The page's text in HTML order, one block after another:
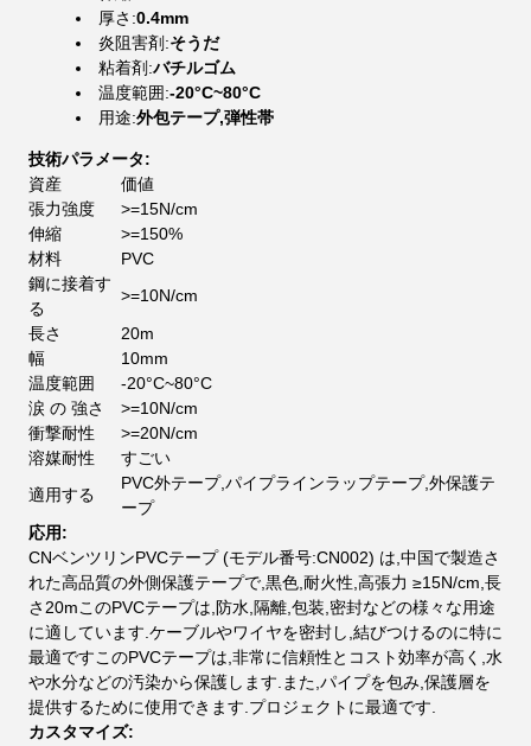
厚さ:0.4mm
炎阻害剤:そうだ
粘着剤:バチルゴム
温度範囲:-20°C~80°C
用途:外包テープ,弾性帯
技術パラメータ:
資産
価値
張力強度
>=15N/cm
伸縮
>=150%
材料
PVC
鋼に接着す
る
>=10N/cm
長さ
20m
幅
10mm
温度範囲
-20°C~80°C
涙 の 強さ
>=10N/cm
衝撃耐性
>=20N/cm
溶媒耐性
すごい
適用する
PVC外テープ,パイプラインラップテープ,外保護テ
ープ
応用:
CNベンツリンPVCテープ (モデル番号:CN002) は,中国で製造さ
れた高品質の外側保護テープで,黒色,耐火性,高張力 ≥15N/cm,長
さ20mこのPVCテープは,防水,隔離,包装,密封などの様々な用途
に適しています.ケーブルやワイヤを密封し,結びつけるのに特に
最適ですこのPVCテープは,非常に信頼性とコスト効率が高く,水
や水分などの汚染から保護します.また,パイプを包み,保護層を
提供するために使用できます.プロジェクトに最適です.
カスタマイズ: